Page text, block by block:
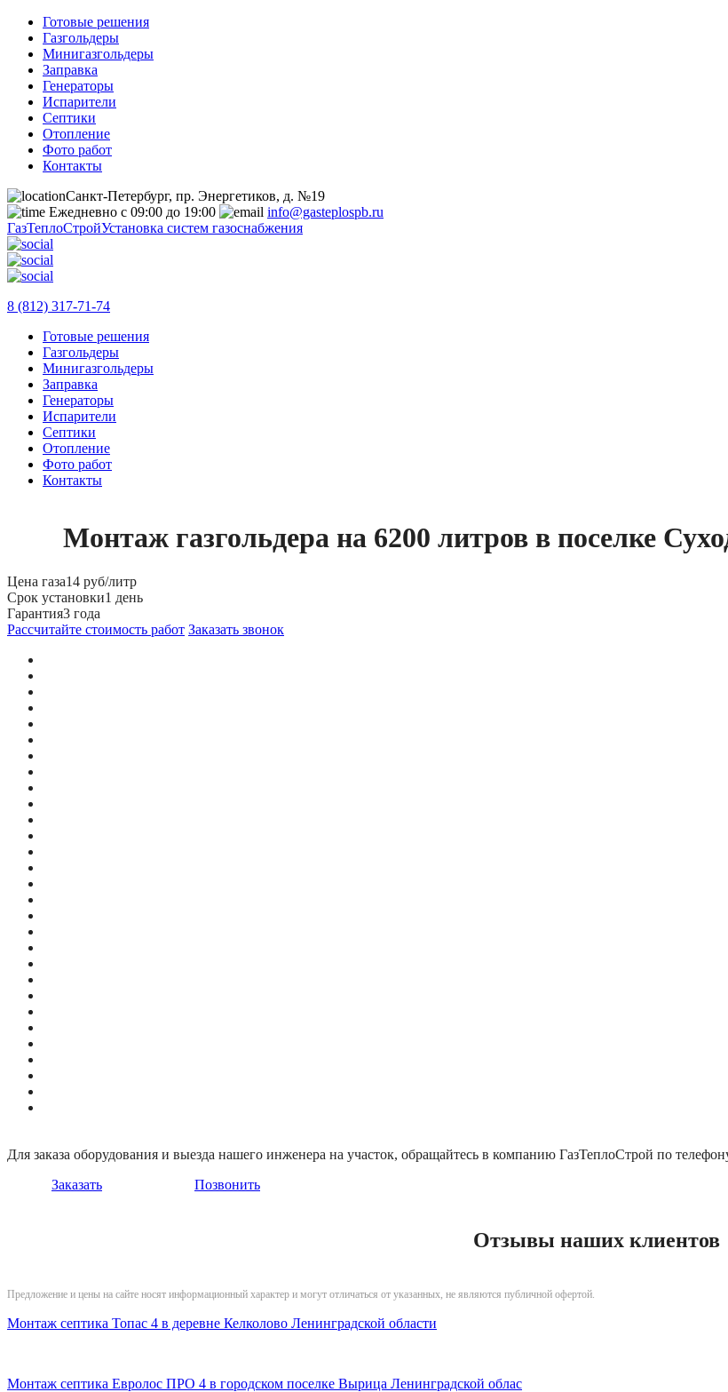
Готовые решения
Газгольдеры
Минигазгольдеры
Заправка
Генераторы
Испарители
Септики
Отопление
Фото работ
Контакты
Санкт-Петербург, пр. Энергетиков, д. №19
Ежедневно с 09:00 до 19:00
info@gasteplospb.ru
ГазТеплоСтройУстановка систем газоснабжения
8 (812) 317-71-74
Готовые решения
Газгольдеры
Минигазгольдеры
Заправка
Генераторы
Испарители
Септики
Отопление
Фото работ
Контакты
Монтаж газгольдера на 6200 литров в поселке
Цена газа14 руб/литр
Срок установки1 день
Гарантия3 года
Рассчитайте стоимость работ Заказать звонок
Для заказа оборудования и выезда нашего инженера на участок, обращайтесь в компанию ГазТеплоСтрой по
Заказать
Позвонить
Отзывы наших клиентов
Предложение и цены на сайте носят информационный характер и могут отличаться от указанных, не являются публичной офертой.
Монтаж септика Топас 4 в деревне Келколово Ленинградской области
Монтаж септика Евролос ПРО 4 в городском поселке Вырица Ленинградской облас